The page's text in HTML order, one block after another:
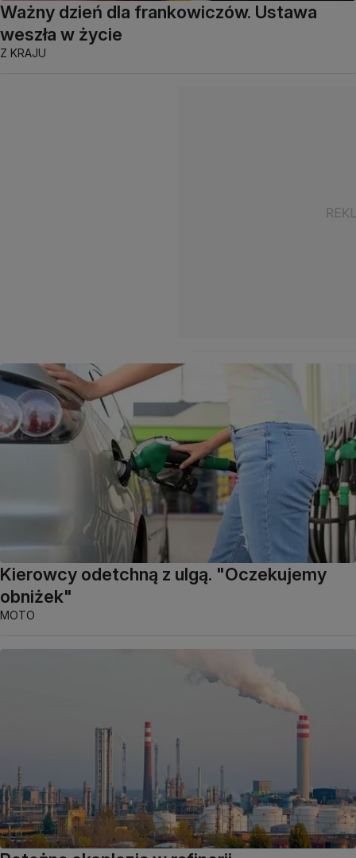
Ważny dzień dla frankowiczów. Ustawa
weszła w życie
Z KRAJU
Kierowcy odetchną z ulgą. "Oczekujemy
obniżek"
MOTO